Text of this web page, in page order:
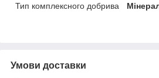
Тип комплексного добрива
Умови доставки